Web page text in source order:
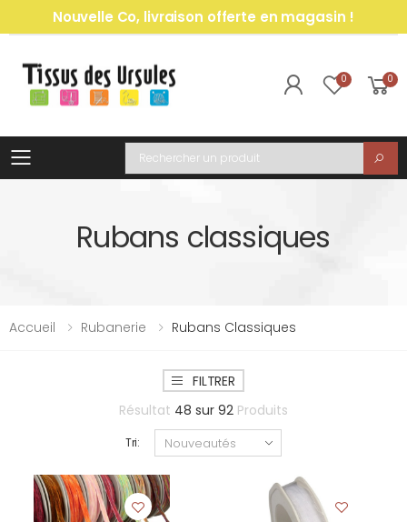
Nouvelle Co, livraison offerte en magasin !
0 0
Toggle mobile menu
Recherche
Rubans classiques
Accueil Rubanerie Rubans Classiques
FILTRER
Résultat 48 sur 92 Produits
Tri: